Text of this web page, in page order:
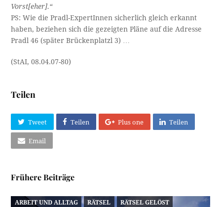
Vorst[eher].“
PS: Wie die Pradl-ExpertInnen sicherlich gleich erkannt
haben, beziehen sich die gezeigten Pläne auf die Adresse
Pradl 46 (später Brückenplatzl 3) …
(StAI, 08.04.07-80)
Teilen
Tweet Teilen Plus one Teilen
Email
Frühere Beiträge
ARBEIT UND ALLTAG RÄTSEL RÄTSEL GELÖST